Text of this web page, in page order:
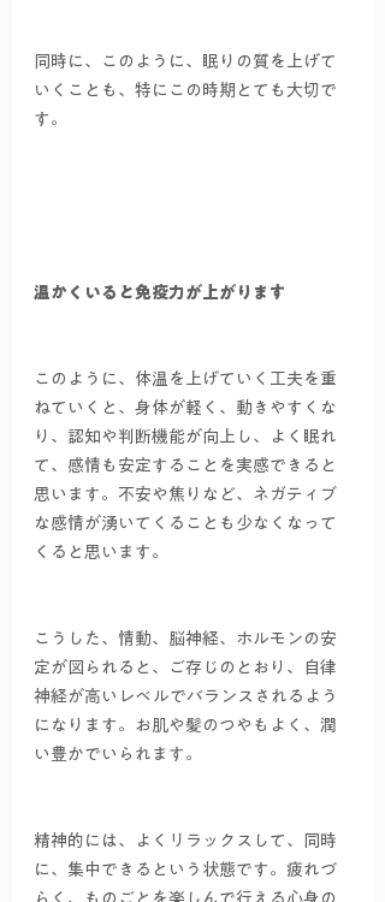
同時に、このように、眠りの質を上げて
いくことも、特にこの時期とても大切で
す。
温かくいると免疫力が上がります
このように、体温を上げていく工夫を重
ねていくと、身体が軽く、動きやすくな
り、認知や判断機能が向上し、よく眠れ
て、感情も安定することを実感できると
思います。不安や焦りなど、ネガティブ
な感情が湧いてくることも少なくなって
くると思います。
こうした、情動、脳神経、ホルモンの安
定が図られると、ご存じのとおり、自律
神経が高いレベルでバランスされるよう
になります。お肌や髪のつやもよく、潤
い豊かでいられます。
精神的には、よくリラックスして、同時
に、集中できるという状態です。疲れづ
らく、ものごとを楽しんで行える心身の